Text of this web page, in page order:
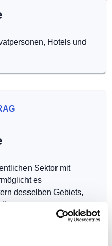
Hotels und
Sektor mit
es
desselben Gebiets,